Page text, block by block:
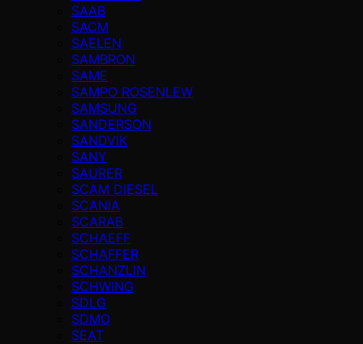
SAAB
SACM
SAELEN
SAMBRON
SAME
SAMPO ROSENLEW
SAMSUNG
SANDERSON
SANDVIK
SANY
SAURER
SCAM DIESEL
SCANIA
SCARAB
SCHAEFF
SCHAFFER
SCHANZLIN
SCHWING
SDLG
SDMO
SEAT